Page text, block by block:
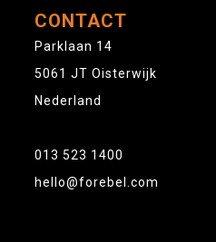
CONTACT
Parklaan 14
5061 JT Oisterwijk
Nederland
013 523 1400
hello@forebel.com